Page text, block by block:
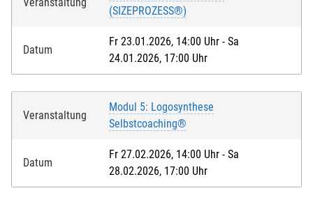
(SIZEPROZESS®)
Datum
Fr 23.01.2026, 14:00 Uhr - Sa
24.01.2026, 17:00 Uhr
Veranstaltung
Modul 5: Logosynthese
Selbstcoaching®
Datum
Fr 27.02.2026, 14:00 Uhr - Sa
28.02.2026, 17:00 Uhr